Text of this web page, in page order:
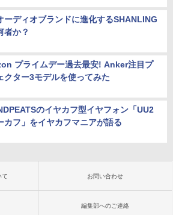
ーディオブランドに進化するSHANLING
者か？
プライムデー過去最安! Anker注目プ
クター3モデルを使ってみた
のイヤカフ型イヤフォン「UU2
カフ」をイヤカフマニアが語る
て お問い合わせ
編集部へのご連絡